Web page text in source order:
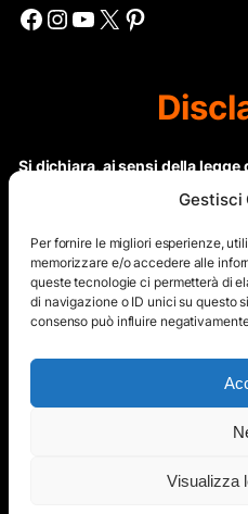
Gestisci
Per fornire le migliori esperienze,
memorizzare e/o accedere alle
queste tecnologie ci permetterà di
di navigazione o ID unici su questo
consenso può influire
Visualizza
Facebook Instagram YouTube X Pinterest
Si dichiara, ai sensi della legge
questo sito non rientra nella
regolari. Le immagini dei
Copyright © sono
autorizzazione. Il contenuto
immagini, eccetto dove
protetto da Copyright © e non
diffuso tramite nessun mezzo
esplicita autorizzazione scritta
nel cuore”
Mappa